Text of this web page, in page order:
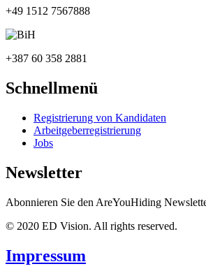
+49 1512 7567888
+387 60 358 2881
Schnellmenü
Registrierung von Kandidaten
Arbeitgeberregistrierung
Jobs
Newsletter
Abonnieren Sie den AreYouHiding
© 2020 ED Vision. All rights reserved.
Impressum